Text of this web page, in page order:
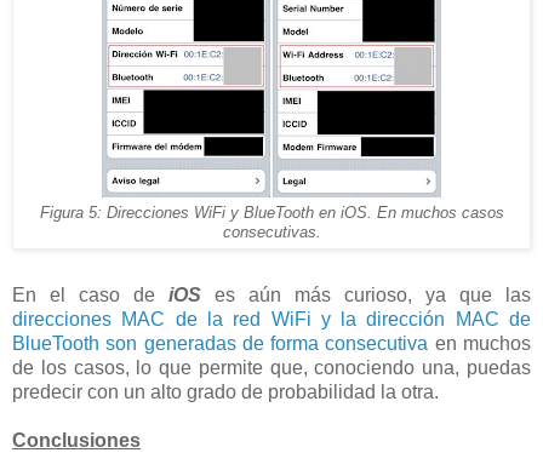
Figura 5: Direcciones WiFi y BlueTooth en iOS. En muchos casos
consecutivas.
En el caso de iOS es aún más curioso, ya que las
direcciones MAC de la red WiFi y la dirección MAC de
BlueTooth son generadas de forma consecutiva en muchos
de los casos, lo que permite que, conociendo una, puedas
predecir con un alto grado de probabilidad la otra.
Conclusiones